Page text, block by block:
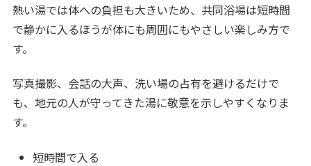
熱い湯では体への負担も大きいため、共同浴場は短時間
で静かに入るほうが体にも周囲にもやさしい楽しみ方で
す。
写真撮影、会話の大声、洗い場の占有を避けるだけで
も、地元の人が守ってきた湯に敬意を示しやすくなりま
す。
短時間で入る